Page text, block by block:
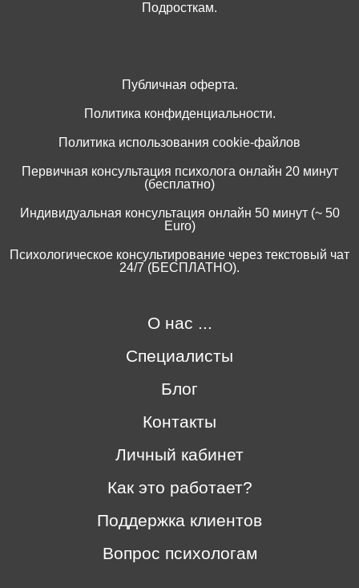
Подросткам.
Публичная оферта.
Политика конфиденциальности.
Политика использования cookie-файлов
Первичная консультация психолога онлайн 20 минут
(бесплатно)
Индивидуальная консультация онлайн 50 минут (~ 50
Euro)
Психологическое консультирование через текстовый чат
24/7 (БЕСПЛАТНО).
О нас ...
Специалисты
Блог
Контакты
Личный кабинет
Как это работает?
Поддержка клиентов
Вопрос психологам